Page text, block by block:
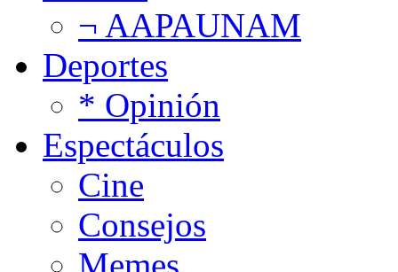
¬ AAPAUNAM
Deportes
* Opinión
Espectáculos
Cine
Consejos
Memes